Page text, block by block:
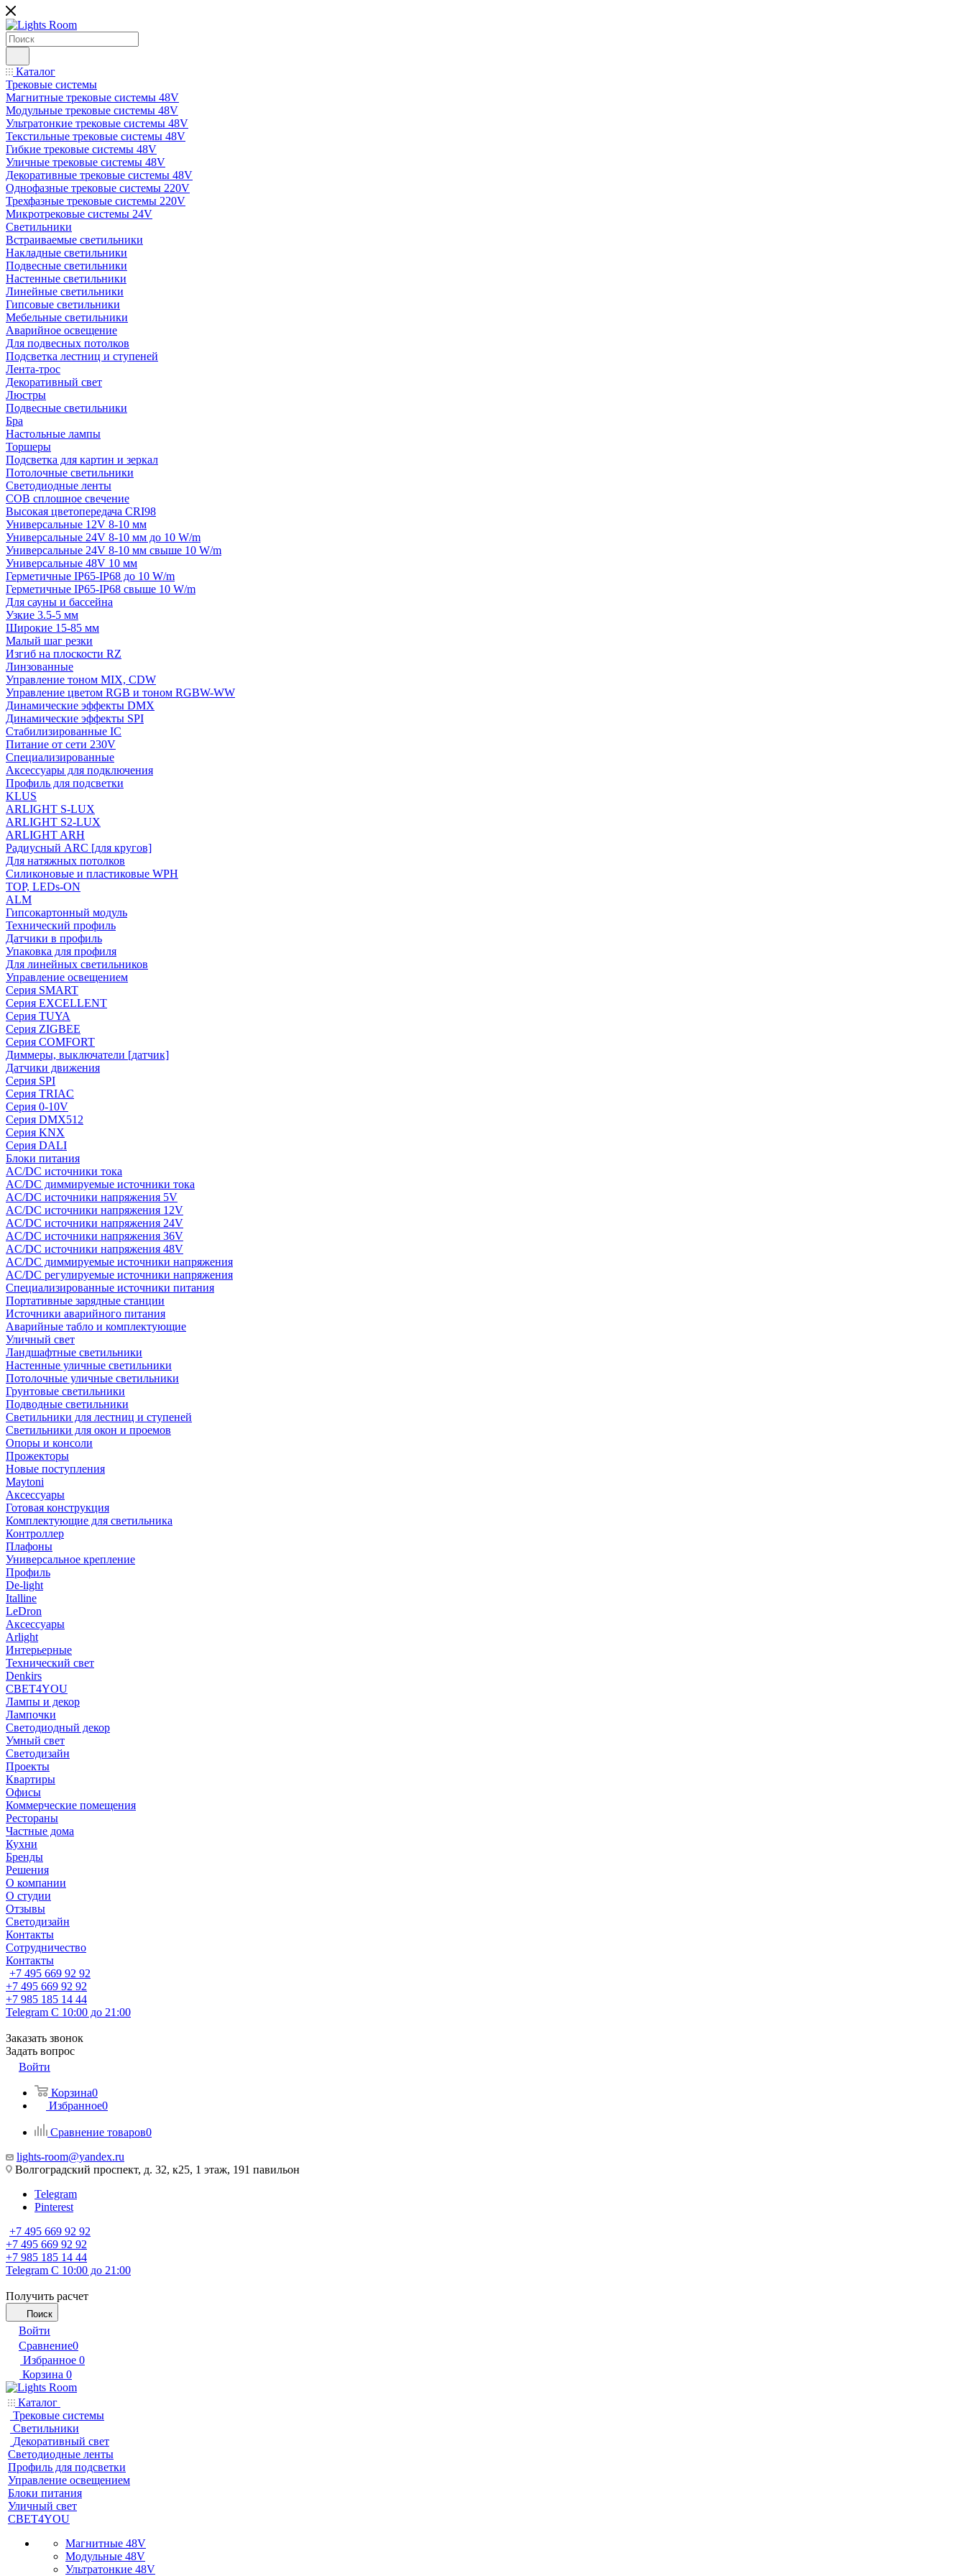
Каталог
Трековые системы
Магнитные трековые системы 48V
Модульные трековые системы 48V
Ультратонкие трековые системы 48V
Текстильные трековые системы 48V
Гибкие трековые системы 48V
Уличные трековые системы 48V
Декоративные трековые системы 48V
Однофазные трековые системы 220V
Трехфазные трековые системы 220V
Микротрековые системы 24V
Светильники
Встраиваемые светильники
Накладные светильники
Подвесные светильники
Настенные светильники
Линейные светильники
Гипсовые светильники
Мебельные светильники
Аварийное освещение
Для подвесных потолков
Подсветка лестниц и ступеней
Лента-трос
Декоративный свет
Люстры
Подвесные светильники
Бра
Настольные лампы
Торшеры
Подсветка для картин и зеркал
Потолочные светильники
Светодиодные ленты
COB сплошное свечение
Высокая цветопередача CRI98
Универсальные 12V 8-10 мм
Универсальные 24V 8-10 мм до 10 W/m
Универсальные 24V 8-10 мм свыше 10 W/m
Универсальные 48V 10 мм
Герметичные IP65-IP68 до 10 W/m
Герметичные IP65-IP68 свыше 10 W/m
Для сауны и бассейна
Узкие 3.5-5 мм
Широкие 15-85 мм
Малый шаг резки
Изгиб на плоскости RZ
Линзованные
Управление тоном MIX, CDW
Управление цветом RGB и тоном RGBW-WW
Динамические эффекты DMX
Динамические эффекты SPI
Стабилизированные IC
Питание от сети 230V
Специализированные
Аксессуары для подключения
Профиль для подсветки
KLUS
ARLIGHT S-LUX
ARLIGHT S2-LUX
ARLIGHT ARH
Радиусный ARC [для кругов]
Для натяжных потолков
Силиконовые и пластиковые WPH
TOP, LEDs-ON
ALM
Гипсокартонный модуль
Технический профиль
Датчики в профиль
Упаковка для профиля
Для линейных светильников
Управление освещением
Серия SMART
Серия EXCELLENT
Серия TUYA
Серия ZIGBEE
Серия COMFORT
Диммеры, выключатели [датчик]
Датчики движения
Серия SPI
Серия TRIAC
Серия 0-10V
Серия DMX512
Серия KNX
Серия DALI
Блоки питания
AC/DC источники тока
AC/DC диммируемые источники тока
AC/DC источники напряжения 5V
AC/DC источники напряжения 12V
AC/DC источники напряжения 24V
AC/DC источники напряжения 36V
AC/DC источники напряжения 48V
AC/DC диммируемые источники напряжения
AC/DC регулируемые источники напряжения
Специализированные источники питания
Портативные зарядные станции
Источники аварийного питания
Аварийные табло и комплектующие
Уличный свет
Ландшафтные светильники
Настенные уличные светильники
Потолочные уличные светильники
Грунтовые светильники
Подводные светильники
Светильники для лестниц и ступеней
Светильники для окон и проемов
Опоры и консоли
Прожекторы
Новые поступления
Maytoni
Аксессуары
Готовая конструкция
Комплектующие для светильника
Контроллер
Плафоны
Универсальное крепление
Профиль
De-light
Italline
LeDron
Аксессуары
Arlight
Интерьерные
Технический свет
Denkirs
СВЕТ4YOU
Лампы и декор
Лампочки
Светодиодный декор
Умный свет
Светодизайн
Проекты
Квартиры
Офисы
Коммерческие помещения
Рестораны
Частные дома
Кухни
Бренды
Решения
О компании
О студии
Отзывы
Светодизайн
Контакты
Сотрудничество
Контакты
+7 495 669 92 92
+7 495 669 92 92
+7 985 185 14 44
Telegram С 10:00 до 21:00
Заказать звонок
Задать вопрос
Войти
Корзина0
Избранное0
Сравнение товаров0
lights-room@yandex.ru
Волгоградский проспект, д. 32, к25, 1 этаж, 191 павильон
Telegram
Pinterest
+7 495 669 92 92
+7 495 669 92 92
+7 985 185 14 44
Telegram С 10:00 до 21:00
Получить расчет
Поиск
Войти
Сравнение0
Избранное 0
Корзина 0
Каталог
Трековые системы
Светильники
Декоративный свет
Светодиодные ленты
Профиль для подсветки
Управление освещением
Блоки питания
Уличный свет
СВЕТ4YOU
Магнитные 48V
Модульные 48V
Ультратонкие 48V